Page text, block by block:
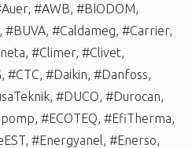
, #AWB, #BIODOM,
, #BUVA, #Caldameg, #Carrier,
, #Climer, #Clivet,
, #CTC, #Daikin, #Danfoss,
, #DUCO, #Durocan,
, #ECOTEQ, #EfiTherma,
, #Energyanel, #Enerso,